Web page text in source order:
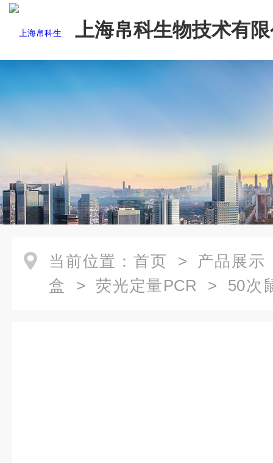
上海帛科生物技术有
当前位置： 首页 > 产品展示
盒 > 荧光定量PCR > 50次